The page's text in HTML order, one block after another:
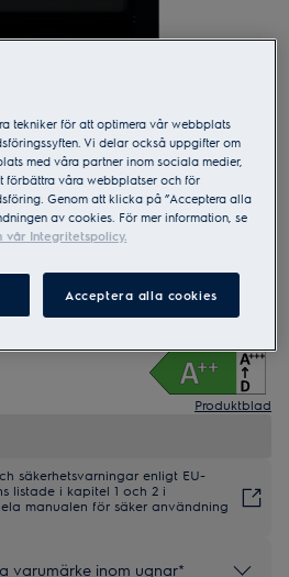
Varmluftsugn
Produktblad
säkerhetsvarningar enligt EU-
listade i kapitel 1 och 2 i
manualen för säker användning
varumärke inom ugnar*
tekniker för att optimera vår webbplats
Vi delar också uppgifter om
med våra partner inom sociala medier,
förbättra våra webbplatser och för
Genom att klicka på ”Acceptera alla
av cookies. För mer information, se
vår Integritetspolicy.
Acceptera alla cookies